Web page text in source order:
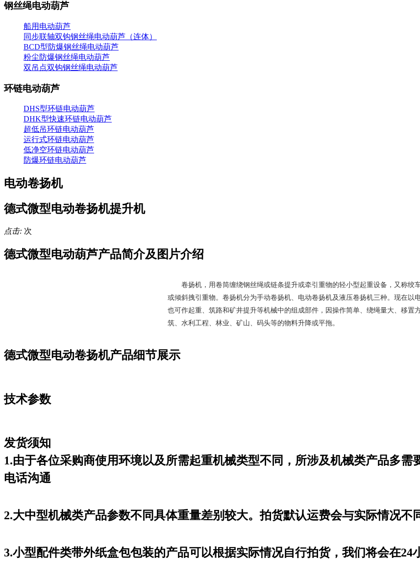
钢丝绳电动葫芦
船用电动葫芦
同步联轴双钩钢丝绳电动葫芦（连体）
BCD型防爆钢丝绳电动葫芦
粉尘防爆钢丝绳电动葫芦
双吊点双钩钢丝绳电动葫芦
环链电动葫芦
DHS型环链电动葫芦
DHK型快速环链电动葫芦
超低吊环链电动葫芦
运行式环链电动葫芦
低净空环链电动葫芦
防爆环链电动葫芦
电动卷扬机
德式微型电动卷扬机提升机
点击: 次
德式微型电动葫芦产品简介及图片介绍
卷扬机，用卷筒缠绕钢丝绳或链条提升或牵引重物的轻小型起重设备，又称绞
或倾斜拽引重物。卷扬机分为手动卷扬机、电动卷扬机及液压卷扬机三种。现在以
也可作起重、筑路和矿井提升等机械中的组成部件，因操作简单、绕绳量大、移置
筑、水利工程、林业、矿山、码头等的物料升降或平拖。
德式微型电动卷扬机产品细节展示
技术参数
发货须知
1.由于各位采购商使用环境以及所需起重机械类型不同，所涉及机械类产品多
电话沟通
2.大中型机械类产品参数不同具体重量差别较大。拍货默认运费会与实际情况不
3.小型配件类带外纸盒包包装的产品可以根据实际情况自行拍货，我们将会在24